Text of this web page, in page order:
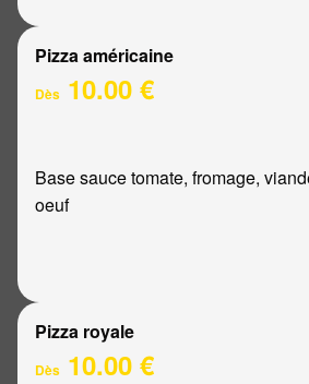
Pizza américaine
Dès 10.00 €
Base sauce tomate, fromage,
oeuf
Pizza royale
Dès 10.00 €